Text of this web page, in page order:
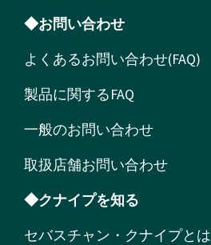
◆お問い合わせ
よくあるお問い合わせ(FAQ)
製品に関するFAQ
一般のお問い合わせ
取扱店舗お問い合わせ
◆クナイプを知る
セバスチャン・クナイプとは